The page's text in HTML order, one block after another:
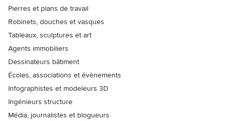
Pierres et plans de travail
Robinets, douches et vasques
Tableaux, sculptures et art
Agents immobiliers
Dessinateurs bâtiment
Écoles, associations et évènements
Infographistes et modeleurs 3D
Ingénieurs structure
Média, journalistes et blogueurs